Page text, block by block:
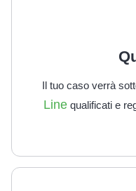
Il tuo caso verrà
Line qualificati e